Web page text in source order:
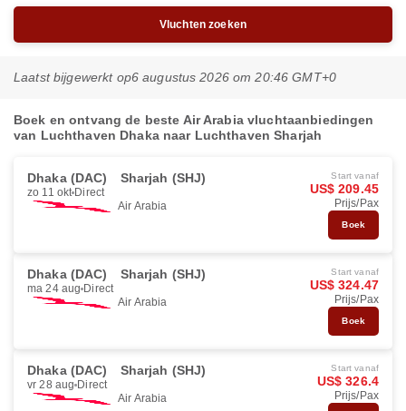
Vluchten zoeken
Laatst bijgewerkt op6 augustus 2026 om 20:46 GMT+0
Boek en ontvang de beste Air Arabia vluchtaanbiedingen
van Luchthaven Dhaka naar Luchthaven Sharjah
Dhaka (DAC) Sharjah (SHJ)
zo 11 okt Direct
Air Arabia
Start vanaf
US$ 209.45
Prijs/Pax
Boek
Dhaka (DAC) Sharjah (SHJ)
ma 24 aug Direct
Air Arabia
Start vanaf
US$ 324.47
Prijs/Pax
Boek
Dhaka (DAC) Sharjah (SHJ)
vr 28 aug Direct
Air Arabia
Start vanaf
US$ 326.4
Prijs/Pax